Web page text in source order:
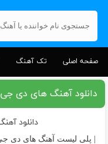
صفحه اصلی تک آهنگ
دانلود آهنگ های دی جی
دانلود
| پلی لیست آهنگ های دی